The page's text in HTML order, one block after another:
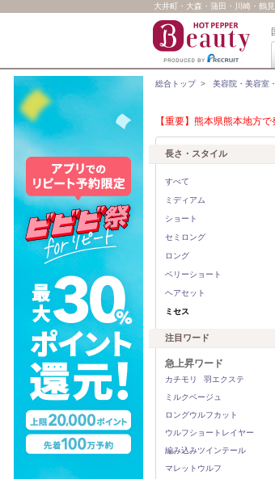
大井町・大森・蒲田・川崎・鶴
総合トップ> 美容院・美容室
【重要】熊本県熊本地方
長さ・スタイル
すべて
ミディアム
ショート
セミロング
ロング
ベリーショート
ヘアセット
ミセス
注目ワード
急上昇ワード
カチモリ
羽エクステ
ミルクベージュ
ロングウルフカット
ウルフショートレイヤー
編み込みツインテール
マレットウルフ